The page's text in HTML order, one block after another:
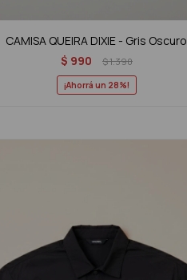
CAMISA QUEIRA DIXIE - Gris Oscuro
$ 990 $1.390
28